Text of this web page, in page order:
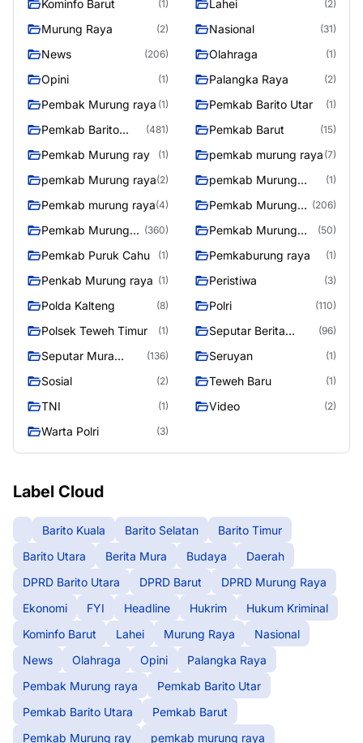
Kominfo Barut (1) Lahei (2)
Murung Raya (2) Nasional (31)
News (206) Olahraga (1)
Opini (1) Palangka Raya (2)
Pembak Murung raya (1) Pemkab Barito Utar (1)
Pemkab Barito
Utara
(481) Pemkab Barut (15)
Pemkab Murung ray (1) pemkab murung raya (7)
pemkab Murung raya(2)
pemkab Murung
Raya
(1)
Pemkab murung raya(4)
Pemkab Murung
raya
(206)
Pemkab Murung
Raya
(360)
Pemkab Murung
Raya 4
(50)
Pemkab Puruk Cahu (1) Pemkaburung raya (1)
Penkab Murung raya (1) Peristiwa (3)
Polda Kalteng (8) Polri (110)
Polsek Teweh Timur (1)
Seputar Berita
Murung Raya
(96)
Seputar Mura
Seasen 2
(136) Seruyan (1)
Sosial (2) Teweh Baru (1)
TNI (1) Video (2)
Warta Polri (3)
Label Cloud
Barito Kuala Barito Selatan
Barito Timur
Barito Utara
Berita Mura Budaya
Daerah
DPRD Barito Utara
DPRD Barut
DPRD Murung Raya
Ekonomi
FYI Headline Hukrim
Hukum Kriminal
Kominfo Barut
Lahei Murung Raya
Nasional
News
Olahraga Opini
Palangka Raya
Pembak Murung raya
Pemkab Barito Utar
Pemkab Barito Utara
Pemkab Barut
Pemkab Murung ray
pemkab murung raya